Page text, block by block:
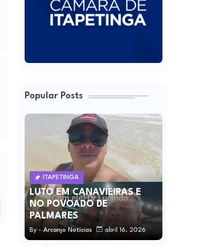
Popular Posts
ITAPETINGA
LUTO EM CANAVIEIRAS E
NO POVOADO DE
PALMARES
By - Arcanjo Notícias abril 16, 2026